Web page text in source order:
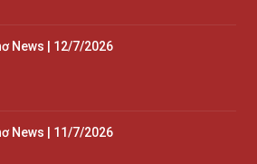
News | 12/7/2026
News | 11/7/2026